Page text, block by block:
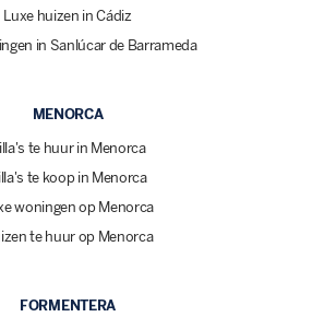
Luxe huizen in Cádiz
in Sanlúcar de Barrameda
MENORCA
te huur in Menorca
te koop in Menorca
woningen op Menorca
te huur op Menorca
FORMENTERA